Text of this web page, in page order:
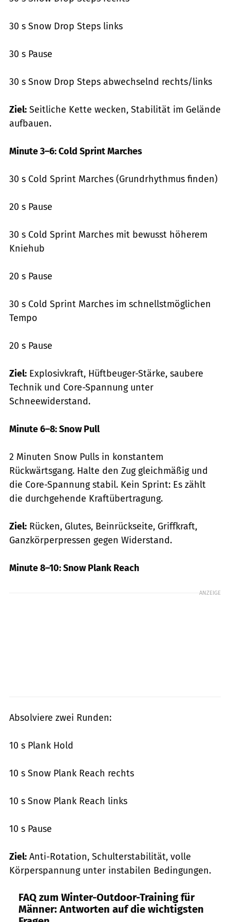
30 s Snow Drop Steps links
30 s Pause
30 s Snow Drop Steps abwechselnd rechts/links
Ziel: Seitliche Kette wecken, Stabilität im Gelände
aufbauen.
Minute 3–6: Cold Sprint Marches
30 s Cold Sprint Marches (Grundrhythmus finden)
20 s Pause
30 s Cold Sprint Marches mit bewusst höherem
Kniehub
20 s Pause
30 s Cold Sprint Marches im schnellstmöglichen
Tempo
20 s Pause
Ziel: Explosivkraft, Hüftbeuger-Stärke, saubere
Technik und Core-Spannung unter
Schneewiderstand.
Minute 6–8: Snow Pull
2 Minuten Snow Pulls in konstantem
Rückwärtsgang. Halte den Zug gleichmäßig und
die Core-Spannung stabil. Kein Sprint: Es zählt
die durchgehende Kraftübertragung.
Ziel: Rücken, Glutes, Beinrückseite, Griffkraft,
Ganzkörperpressen gegen Widerstand.
Minute 8–10: Snow Plank Reach
ANZEIGE
Absolviere zwei Runden:
10 s Plank Hold
10 s Snow Plank Reach rechts
10 s Snow Plank Reach links
10 s Pause
Ziel: Anti-Rotation, Schulterstabilität, volle
Körperspannung unter instabilen Bedingungen.
FAQ zum Winter-Outdoor-Training für
Männer: Antworten auf die wichtigsten